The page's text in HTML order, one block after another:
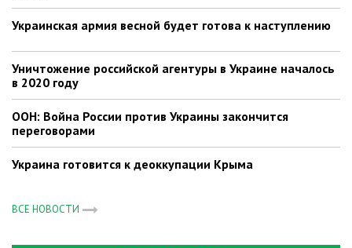
Украинская армия весной будет готова к наступлению
Уничтожение российской агентуры в Украине началось
в 2020 году
ООН: Война России против Украины закончится
переговорами
Украина готовится к деоккупации Крыма
ВСЕ НОВОСТИ